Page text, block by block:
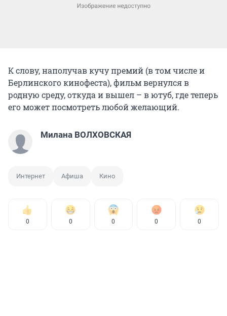
К слову, наполучав кучу премий (в том числе и
Берлинского кинофеста), фильм вернулся в
родную среду, откуда и вышел – в ютуб, где теперь
его может посмотреть любой желающий.
Милана ВОЛХОВСКАЯ
Интернет Афиша Кино
0 0 0 0 0